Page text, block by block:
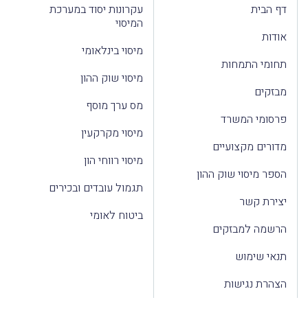
דף הבית
אודות
תחומי התמחות
מבזקים
פרסומי המשרד
מדורים מקצועיים
הספר מיסוי שוק ההון
יצירת קשר
הרשמה למבזקים
תנאי שימוש
הצהרת נגישות
עקרונות יסוד במערכת
המיסוי
מיסוי בינלאומי
מיסוי שוק ההון
מס ערך מוסף
מיסוי מקרקעין
מיסוי רווחי הון
תגמול עובדים ובכירים
ביטוח לאומי